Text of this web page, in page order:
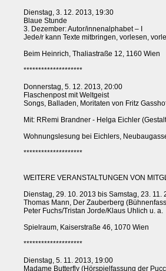
Dienstag, 3. 12. 2013, 19:30
Blaue Stunde
3. Dezember: Autor/innenalphabet – I
Jede/r kann Texte mitbringen, vorlesen,
Beim Heinrich, Thaliastraße 12, 1160 Wien
********************
Donnerstag, 5. 12. 2013, 20:00
Flaschenpost mit Weltgeist
Songs, Balladen, Moritaten von Fritz
Mit: RRemi Brandner - Helga Eichler
Wohnungslesung bei Eichlers,
********************
WEITERE VERANSTALTUNGEN VON
Dienstag, 29. 10. 2013 bis Samstag, 23.
Thomas Mann, Der Zauberberg
Peter Fuchs/Tristan Jorde/Klaus Uhlich u. a.
Spielraum, Kaiserstraße 46, 1070 Wien
********************
Dienstag, 5. 11. 2013, 19:00
Madame Butterfly (Hörspielfassung der